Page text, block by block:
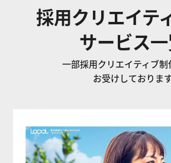
採用クリエイテ
サービス
一部採用クリエイティブ制
お受けしておりま